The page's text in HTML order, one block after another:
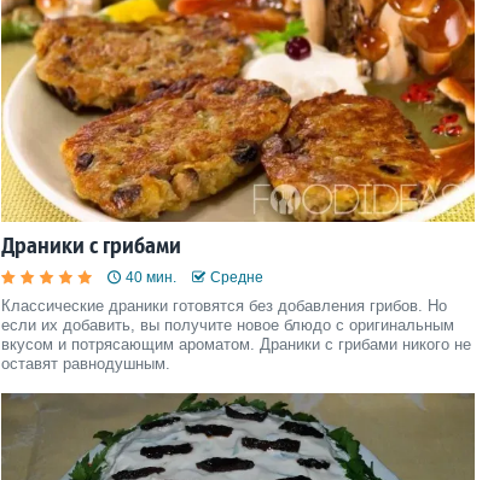
Драники с грибами
40 мин. Средне
Классические драники готовятся без добавления грибов. Но
если их добавить, вы получите новое блюдо с оригинальным
вкусом и потрясающим ароматом. Драники с грибами никого не
оставят равнодушным.